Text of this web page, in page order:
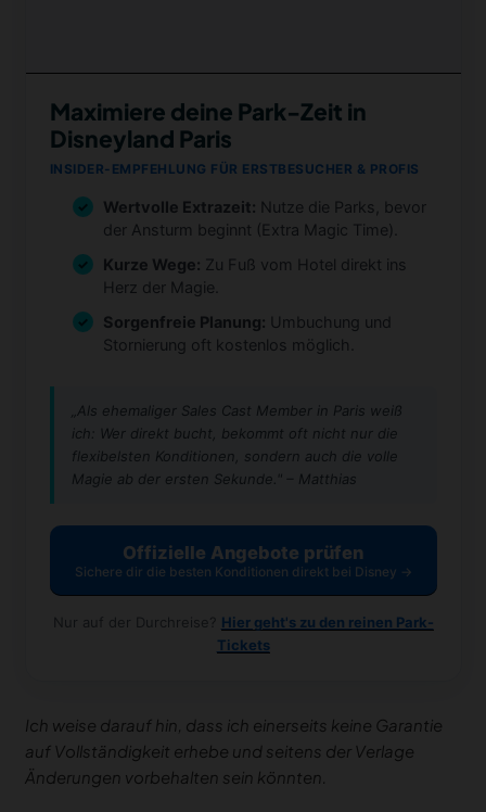
Maximiere deine Park-Zeit in
Disneyland Paris
INSIDER-EMPFEHLUNG FÜR ERSTBESUCHER & PROFIS
Wertvolle Extrazeit: Nutze die Parks, bevor
der Ansturm beginnt (Extra Magic Time).
Kurze Wege: Zu Fuß vom Hotel direkt ins
Herz der Magie.
Sorgenfreie Planung: Umbuchung und
Stornierung oft kostenlos möglich.
„Als ehemaliger Sales Cast Member in Paris weiß
ich: Wer direkt bucht, bekommt oft nicht nur die
flexibelsten Konditionen, sondern auch die volle
Magie ab der ersten Sekunde." – Matthias
Offizielle Angebote prüfen
Sichere dir die besten Konditionen direkt bei Disney →
Nur auf der Durchreise? Hier geht's zu den reinen Park-
Tickets
Ich weise darauf hin, dass ich einerseits keine Garantie
auf Vollständigkeit erhebe und seitens der Verlage
Änderungen vorbehalten sein könnten.